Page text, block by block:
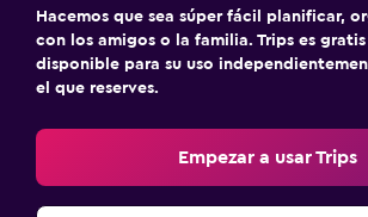
Hacemos que sea súper fácil planificar,
con los amigos o la familia. Trips es
disponible para su uso
el que reserves.
Empezar a usar Trips